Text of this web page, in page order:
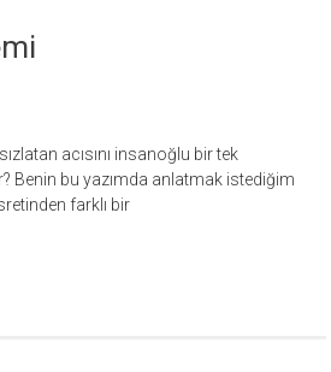
acısını insanoğlu bir tek
Benin bu yazımda anlatmak istediğim
farklı bir